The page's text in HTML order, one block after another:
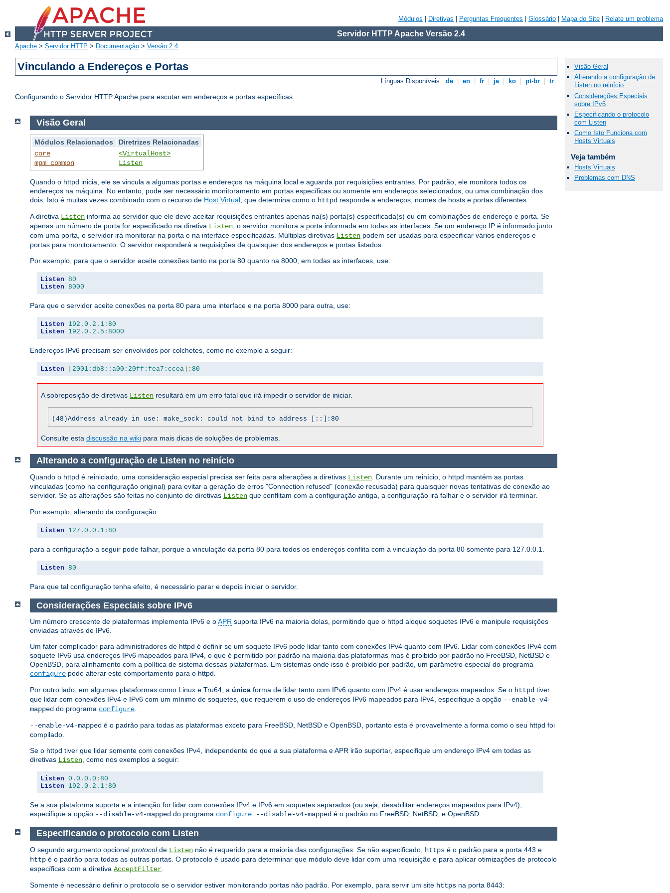
Módulos Diretivas Perguntas Frequentes Glossário Mapa do Site Relate um problema
Servidor HTTP Apache Versão 2.4
Apache > Servidor HTTP > Documentação > Versão 2.4
Vinculando a Endereços e Portas
Línguas Disponíveis: de en fr ja ko pt-br tr
Configurando o Servidor HTTP Apache para escutar em endereços e portas específicas.
Visão Geral
Módulos Relacionados
Diretrizes Relacionadas
core
mpm_common
<VirtualHost>
Listen
Quando o httpd inicia, ele se vincula a algumas portas e endereços na máquina local e aguarda por requisições entrantes. Por padrão, ele monitora todos os
endereços na máquina. No entanto, pode ser necessário monitoramento em portas específicas ou somente em endereços selecionados, ou uma combinação dos
dois. Isto é muitas vezes combinado com o recurso de Host Virtual , que determina como o httpd responde a endereços, nomes de hosts e portas diferentes.
A diretiva Listen informa ao servidor que ele deve aceitar requisições entrantes apenas na(s) porta(s) especificada(s) ou em combinações de endereço e porta. Se
apenas um número de porta for especificado na diretiva Listen , o servidor monitora a porta informada em todas as interfaces. Se um endereço IP é informado junto
com uma porta, o servidor irá monitorar na porta e na interface especificadas. Múltiplas diretivas Listen podem ser usadas para especificar vários endereços e
portas para monitoramento. O servidor responderá a requisições de quaisquer dos endereços e portas listados.
Por exemplo, para que o servidor aceite conexões tanto na porta 80 quanto na 8000, em todas as interfaces, use:
Listen 80
Listen 8000
Para que o servidor aceite conexões na porta 80 para uma interface e na porta 8000 para outra, use:
Listen 192.0 . 2.1 : 80
Listen
192.0 . 2.5 : 8000
Endereços IPv6 precisam ser envolvidos por colchetes, como no exemplo a seguir:
Listen [ 2001:db8::a00:20ff:fea7:ccea]: 80
A sobreposição de diretivas Listen resultará em um erro fatal que irá impedir o servidor de iniciar.
(48)Address already in use: make_sock: could not bind to address [::]:80
Consulte esta discussão na wiki para mais dicas de soluções de problemas.
Alterando a configuração de Listen no reinício
Quando o httpd é reiniciado, uma consideração especial precisa ser feita para alterações a diretivas Listen . Durante um reinício, o httpd mantém as portas
vinculadas (como na configuração original) para evitar a geração de erros "Connection refused" (conexão recusada) para quaisquer novas tentativas de conexão ao
servidor. Se as alterações são feitas no conjunto de diretivas Listen que conflitam com a configuração antiga, a configuração irá falhar e o servidor irá terminar.
Por exemplo, alterando da configuração:
Listen 127.0 . 0.1 : 80
para a configuração a seguir pode falhar, porque a vinculação da porta 80 para todos os endereços conflita com a vinculação da porta 80 somente para 127.0.0.1.
Listen 80
Para que tal configuração tenha efeito, é necessário parar e depois iniciar o servidor.
Considerações Especiais sobre IPv6
Um número crescente de plataformas implementa IPv6 e oAPR suporta IPv6 na maioria delas, permitindo que o httpd aloque soquetes IPv6 e manipule requisições
enviadas através de IPv6.
Um fator complicador para administradores de httpd é definir se um soquete IPv6 pode lidar tanto com conexões IPv4 quanto com IPv6. Lidar com conexões IPv4 com
soquete IPv6 usa endereços IPv6 mapeados para IPv4, o que é permitido por padrão na maioria das plataformas mas é proibido por padrão no FreeBSD, NetBSD e
OpenBSD, para alinhamento com a política de sistema dessas plataformas. Em sistemas onde isso é proibido por padrão, um parâmetro especial do programa
configure pode alterar este comportamento para o httpd.
Por outro lado, em algumas plataformas como Linux e Tru64, a única forma de lidar tanto com IPv6 quanto com IPv4 é usar endereços mapeados. Se o httpd tiver
que lidar com conexões IPv4 e IPv6 com um mínimo de soquetes, que requerem o uso de endereços IPv6 mapeados para IPv4, especifique a opção --enable-v4-
mapped do programa configure.
--enable-v4-mapped é o padrão para todas as plataformas exceto para FreeBSD, NetBSD e OpenBSD, portanto esta é provavelmente a forma como o seu httpd foi
compilado.
Se o httpd tiver que lidar somente com conexões IPv4, independente do que a sua plataforma e APR irão suportar, especifique um endereço IPv4 em todas as
diretivas Listen, como nos exemplos a seguir:
Listen 0.0 . 0.0 : 80
Listen
192.0 . 2.1 : 80
Se a sua plataforma suporta e a intenção for lidar com conexões IPv4 e IPv6 em soquetes separados (ou seja, desabilitar endereços mapeados para IPv4),
especifique a opção --disable-v4-mapped do programa configure. --disable-v4-mapped é o padrão no FreeBSD, NetBSD, e OpenBSD.
Especificando o protocolo com Listen
O segundo argumento opcional protocolde Listen não é requerido para a maioria das configurações. Se não especificado, https é o padrão para a porta 443 e
http é o padrão para todas as outras portas. O protocolo é usado para determinar que módulo deve lidar com uma requisição e para aplicar otimizações de protocolo
específicas com a diretiva AcceptFilter
Somente é necessário definir o protocolo se o servidor estiver monitorando portas não padrão. Por exemplo, para servir um site https na porta 8443:
Visão Geral
Alterando a configuração de
Listen no reinício
Considerações Especiais
sobre IPv6
Especificando o protocolo
com Listen
Como Isto Funciona com
Hosts Virtuais
Veja também
Hosts Virtuais
Problemas com DNS